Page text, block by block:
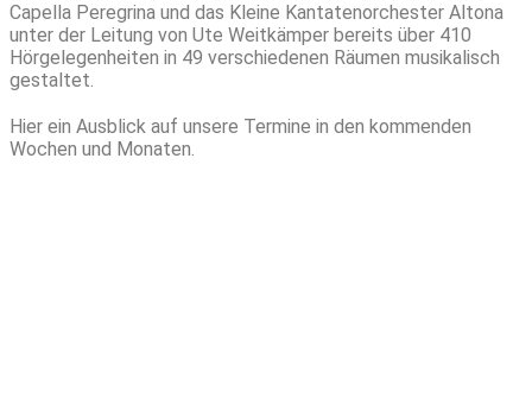
Capella Peregrina und das Kleine Kantatenorchester Altona
unter der Leitung von Ute Weitkämper bereits über 410
Hörgelegenheiten in 49 verschiedenen Räumen musikalisch
gestaltet.
Hier ein Ausblick auf unsere Termine in den kommenden
Wochen und Monaten.